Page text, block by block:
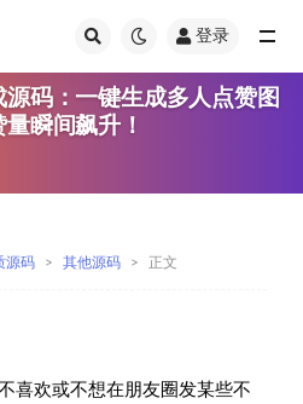
登录
码：一键生成多人点赞图
瞬间飙升！
源码 其他源码 正文
喜欢或不想在朋友圈发某些不